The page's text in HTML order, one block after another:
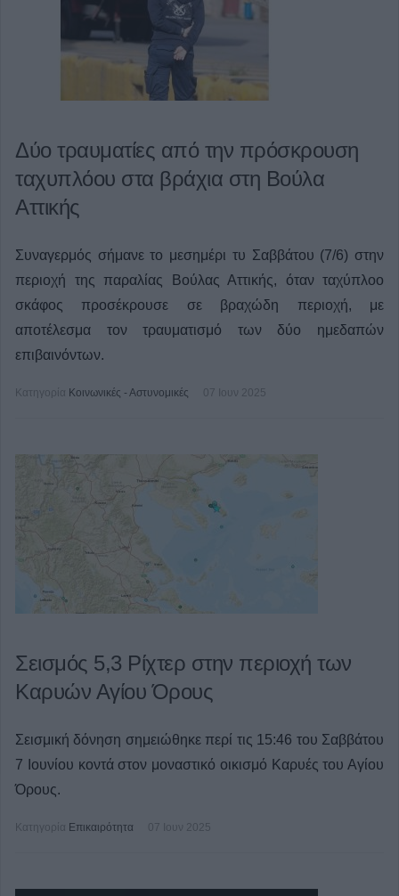
Δύο τραυματίες από την πρόσκρουση
ταχυπλόου στα βράχια στη Βούλα
Αττικής
Συναγερμός σήμανε το μεσημέρι τυ Σαββάτου (7/6) στην
περιοχή της παραλίας Βούλας Αττικής, όταν ταχύπλοο
σκάφος προσέκρουσε σε βραχώδη περιοχή, με
αποτέλεσμα τον τραυματισμό των δύο ημεδαπών
επιβαινόντων.
Κατηγορία Κοινωνικές - Αστυνομικές 07 Ιουν 2025
Σεισμός 5,3 Ρίχτερ στην περιοχή των
Καρυών Αγίου Όρους
Σεισμική δόνηση σημειώθηκε περί τις 15:46 του Σαββάτου
7 Iουνίου κοντά στον μοναστικό οικισμό Καρυές του Αγίου
Όρους.
Κατηγορία Επικαιρότητα 07 Ιουν 2025